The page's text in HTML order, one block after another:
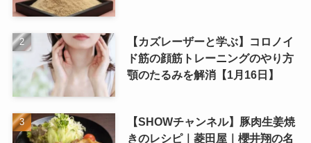
【カズレーザーと学ぶ】コロノイ
ド筋の顔筋トレーニングのやり方
顎のたるみを解消【1月16日】
【SHOWチャンネル】豚肉生姜焼
きのレシピ｜菱田屋｜櫻井翔の名